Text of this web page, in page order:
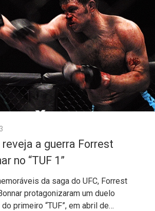
reveja a guerra Forrest
no “TUF 1”
da saga do UFC, Forrest
protagonizaram um duelo
primeiro “TUF”, em abril de…